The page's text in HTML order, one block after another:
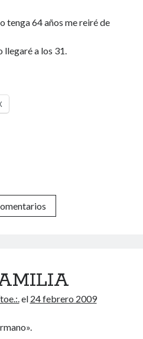
BERLÍN
tenga 64 años me reiré de
llegaré a los 31.
el 24 febrero 2009